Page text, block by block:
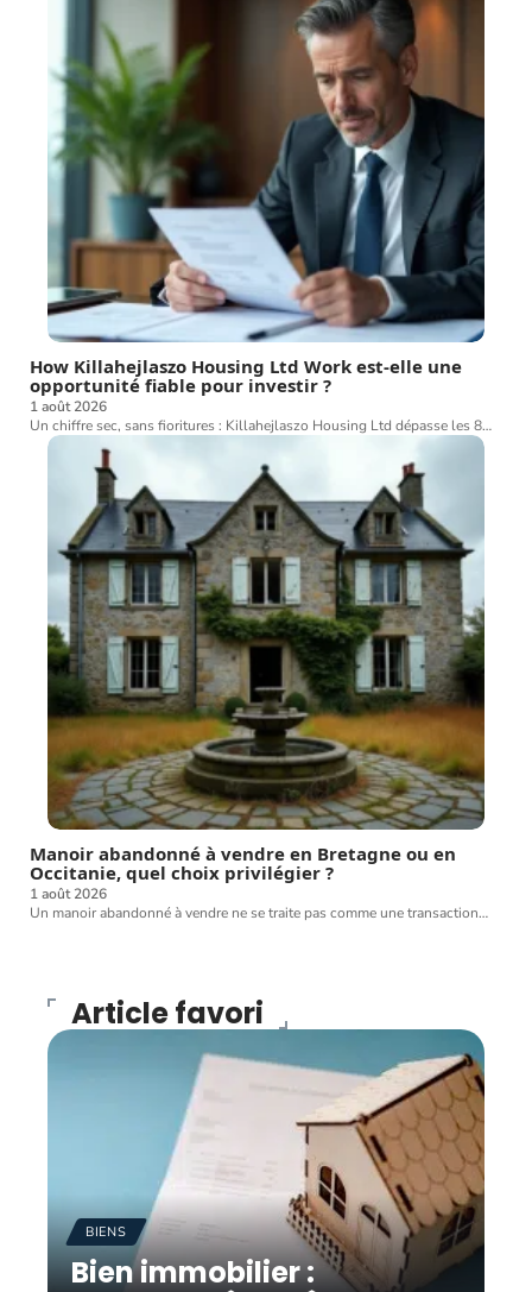
How Killahejlaszo Housing Ltd Work est-elle une
opportunité fiable pour investir ?
1 août 2026
Un chiffre sec, sans fioritures : Killahejlaszo Housing Ltd dépasse les 8…
Manoir abandonné à vendre en Bretagne ou en
Occitanie, quel choix privilégier ?
1 août 2026
Un manoir abandonné à vendre ne se traite pas comme une transaction…
Article favori
BIENS
Bien immobilier :